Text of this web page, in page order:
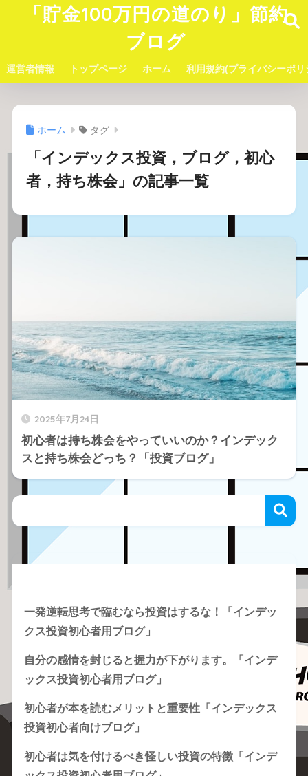
「貯金100万円の道のり」節約
ブログ
運営者情報 トップページ ホーム 利用規約(プライバシーポリ
ホーム タグ
「インデックス投資，ブログ，初心
者，持ち株会」の記事一覧
2025年7月24日
初心者は持ち株会をやっていいのか？インデック
スと持ち株会どっち？「投資ブログ」
一発逆転思考で臨むなら投資はするな！「インデッ
クス投資初心者用ブログ」
自分の感情を封じると握力が下がります。「インデ
ックス投資初心者用ブログ」
初心者が本を読むメリットと重要性「インデックス
投資初心者向けブログ」
初心者は気を付けるべき怪しい投資の特徴「インデ